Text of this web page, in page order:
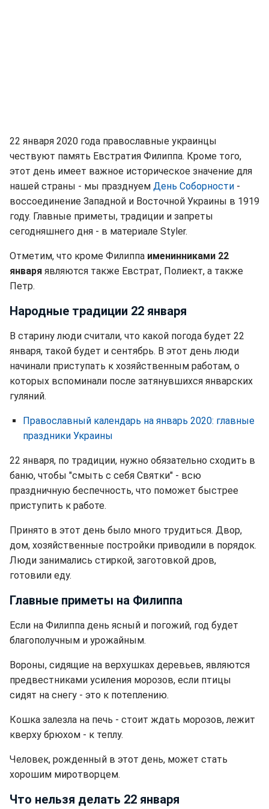
22 января 2020 года православные украинцы
чествуют память Евстратия Филиппа. Кроме того,
этот день имеет важное историческое значение для
нашей страны - мы празднуем День Соборности -
воссоединение Западной и Восточной Украины в 1919
году. Главные приметы, традиции и запреты
сегодняшнего дня - в материале Styler.
Отметим, что кроме Филиппа именинниками 22
января являются также Евстрат, Полиект, а также
Петр.
Народные традиции 22 января
В старину люди считали, что какой погода будет 22
января, такой будет и сентябрь. В этот день люди
начинали приступать к хозяйственным работам, о
которых вспоминали после затянувшихся январских
гуляний.
Православный календарь на январь 2020: главные
праздники Украины
22 января, по традиции, нужно обязательно сходить в
баню, чтобы "смыть с себя Святки" - всю
праздничную беспечность, что поможет быстрее
приступить к работе.
Принято в этот день было много трудиться. Двор,
дом, хозяйственные постройки приводили в порядок.
Люди занимались стиркой, заготовкой дров,
готовили еду.
Главные приметы на Филиппа
Если на Филиппа день ясный и погожий, год будет
благополучным и урожайным.
Вороны, сидящие на верхушках деревьев, являются
предвестниками усиления морозов, если птицы
сидят на снегу - это к потеплению.
Кошка залезла на печь - стоит ждать морозов, лежит
кверху брюхом - к теплу.
Человек, рожденный в этот день, может стать
хорошим миротворцем.
Что нельзя делать 22 января